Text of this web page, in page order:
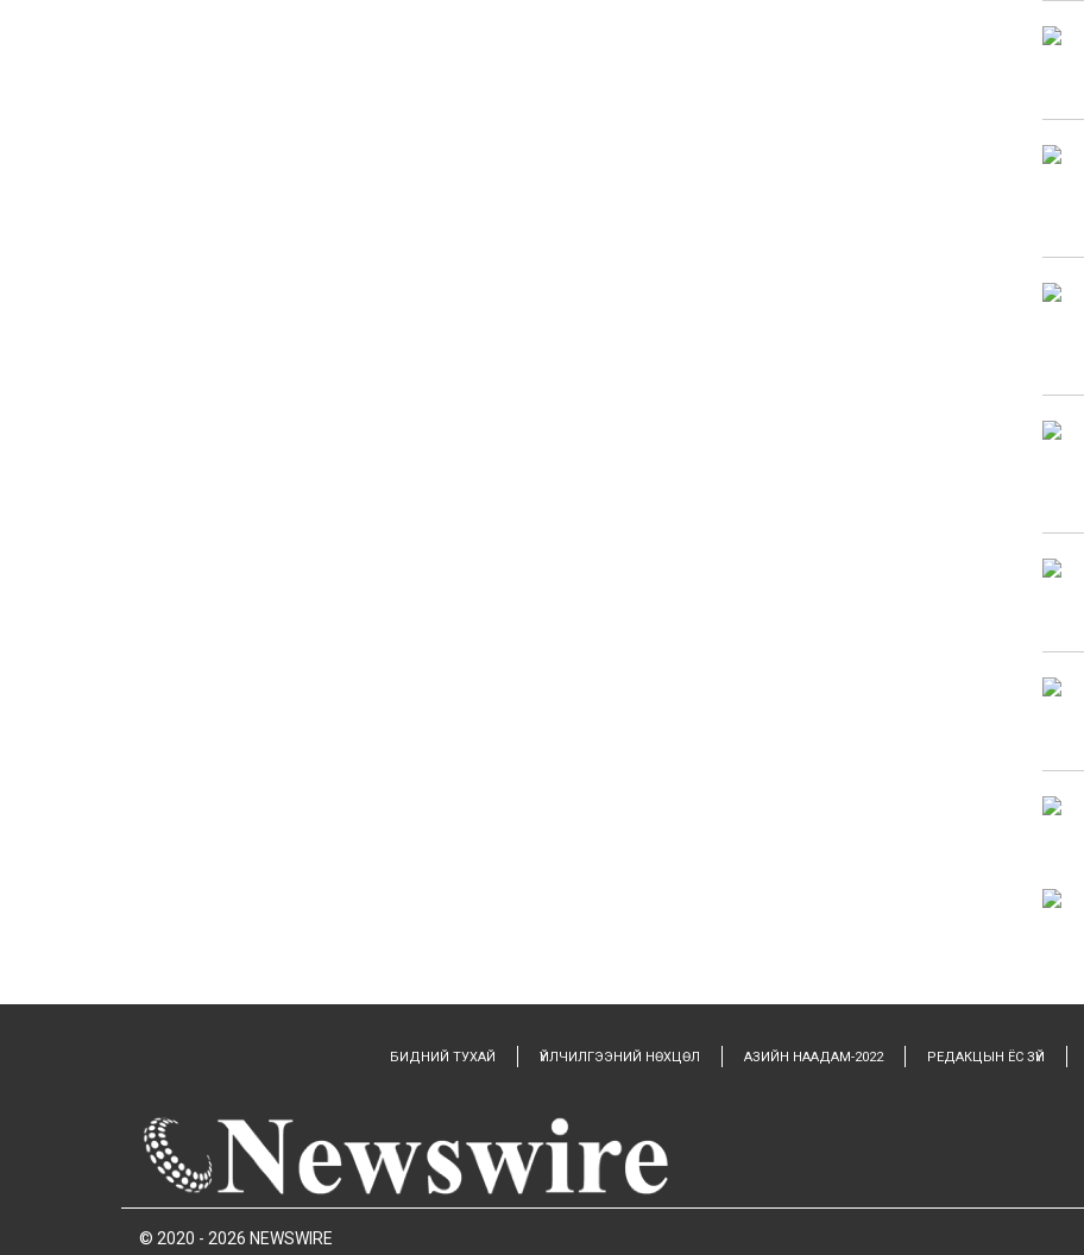
БИДНИЙ ТУХАЙ ҮЙЛЧИЛГЭЭНИЙ НӨХЦӨЛ АЗИЙН НААДАМ-2022 РЕДАКЦЫН ЁС ЗҮЙ
© 2020 - 2026 NEWSWIRE